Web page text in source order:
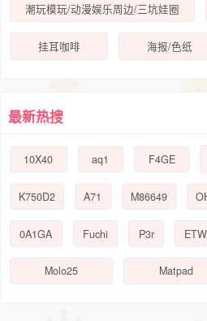
潮玩模玩/动漫娱乐周边/三坑娃圈
挂耳咖啡 海报/色纸
最新热搜
10X40 aq1 F4GE
K750D2 A71 M86649
0A1GA Fuchi P3r ETW
Molo25 Matpad